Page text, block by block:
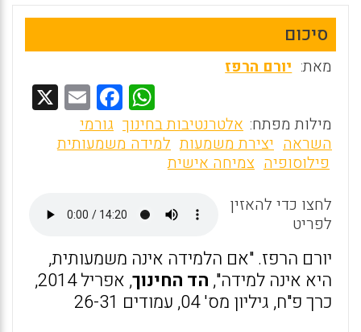
סיכום
מאת: יורם הרפז
W
h
at
A
p
p
F
a
ce
o
o
k
E
m
ai
מילות מפתח: אלטרנטיבות בחינוך גורמי
השראה יצירת משמעות למידה משמעותית
פילוסופיה צמיחה אישית
לחצו כדי להאזין
לפריט
יורם הרפז. "אם הלמידה אינה משמעותית,
היא אינה למידה", הד החינוך
, אפריל 2014,
כרך פ"ח, גיליון מס' 04, עמודים 26-31